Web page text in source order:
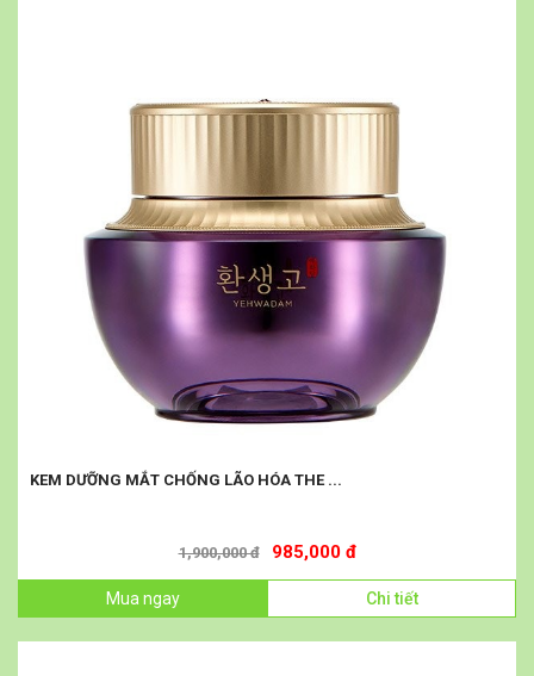
KEM DƯỠNG MẮT CHỐNG LÃO HÓA THE ...
1,900,000 đ 985,000 đ
Mua ngay Chi tiết